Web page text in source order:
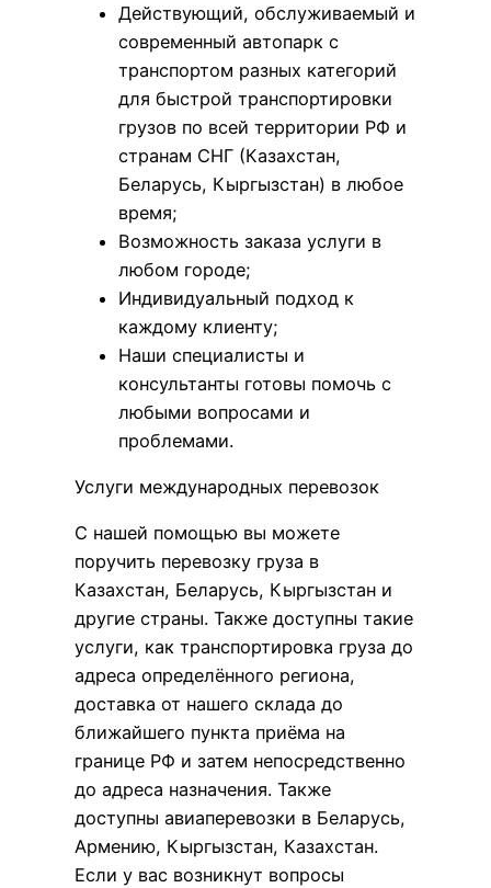
Действующий, обслуживаемый и
современный автопарк с
транспортом разных категорий
для быстрой транспортировки
грузов по всей территории РФ и
странам СНГ (Казахстан,
Беларусь, Кыргызстан) в любое
время;
Возможность заказа услуги в
любом городе;
Индивидуальный подход к
каждому клиенту;
Наши специалисты и
консультанты готовы помочь с
любыми вопросами и
проблемами.
Услуги международных перевозок
С нашей помощью вы можете
поручить перевозку груза в
Казахстан, Беларусь, Кыргызстан и
другие страны. Также доступны такие
услуги, как транспортировка груза до
адреса определённого региона,
доставка от нашего склада до
ближайшего пункта приёма на
границе РФ и затем непосредственно
до адреса назначения. Также
доступны авиаперевозки в Беларусь,
Армению, Кыргызстан, Казахстан.
Если у вас возникнут вопросы